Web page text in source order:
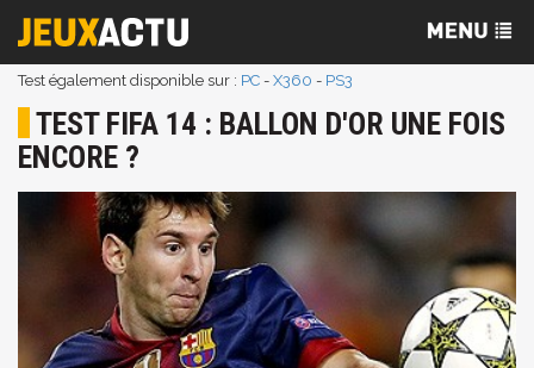
Test également disponible sur : PC - X360 - PS3
TEST FIFA 14 : BALLON D'OR UNE FOIS
ENCORE ?